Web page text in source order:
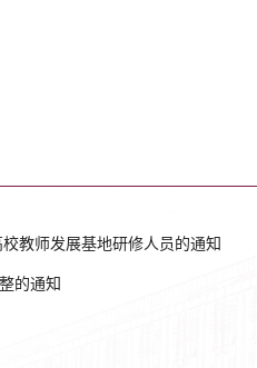
教师发展基地研修人员的通知
的通知